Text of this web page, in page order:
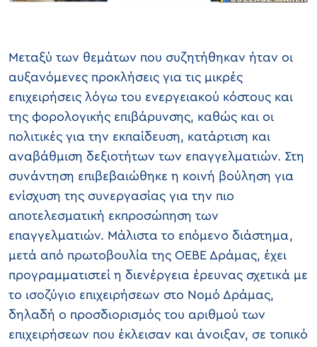
Μεταξύ των θεμάτων που συζητήθηκαν ήταν οι
αυξανόμενες προκλήσεις για τις μικρές
επιχειρήσεις λόγω του ενεργειακού κόστους και
της φορολογικής επιβάρυνσης, καθώς και οι
πολιτικές για την εκπαίδευση, κατάρτιση και
αναβάθμιση δεξιοτήτων των επαγγελματιών. Στη
συνάντηση επιβεβαιώθηκε η κοινή βούληση για
ενίσχυση της συνεργασίας για την πιο
αποτελεσματική εκπροσώπηση των
επαγγελματιών. Μάλιστα το επόμενο διάστημα,
μετά από πρωτοβουλία της ΟΕΒΕ Δράμας, έχει
προγραμματιστεί η διενέργεια έρευνας σχετικά με
το ισοζύγιο επιχειρήσεων στο Νομό Δράμας,
δηλαδή ο προσδιορισμός του αριθμού των
επιχειρήσεων που έκλεισαν και άνοιξαν, σε τοπικό